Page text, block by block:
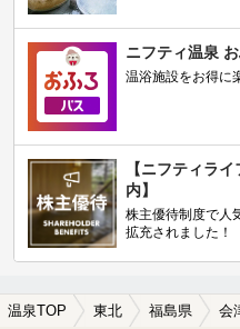
ニフティ温泉
温浴施設をお得に
【ニフティラ
内】
株主優待制度で人
拡充されました！
温泉TOP 東北 福島県 会